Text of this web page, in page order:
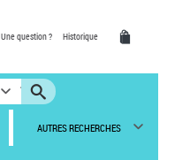
Une question ? Historique
AUTRES RECHERCHES